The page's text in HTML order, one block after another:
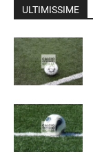
ULTIMISSIME